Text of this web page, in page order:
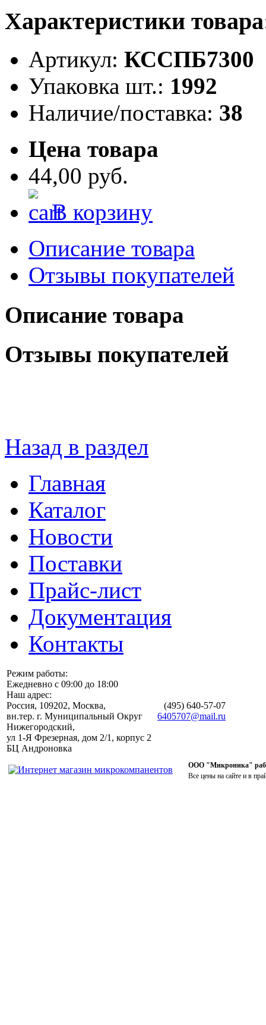
Характеристики
Артикул: КССПБ7300
Упаковка шт.: 1992
Наличие/поставка: 38
Цена товара
44,00 руб.
В корзину
Описание товара
Отзывы покупателей
Описание товара
Отзывы покупателей
Назад в раздел
Главная
Каталог
Новости
Поставки
Прайс-лист
Документация
Контакты
Режим работы:
Ежедневно с 09:00 до 18:00
Наш адрес:
Россия, 109202, Москва,
вн.тер. г. Муниципальный Округ
Нижегородский,
ул 1-Я Фрезерная, дом 2/1, корпус 2
БЦ Андроновка
(495) 640-57-07
6405707@mail.ru
ООО "Микроника"
Все цены на сайте и в